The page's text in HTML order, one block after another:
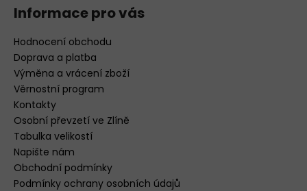
Informace pro vás
Hodnocení obchodu
Doprava a platba
Výměna a vrácení zboží
Věrnostní program
Kontakty
Osobní převzetí ve Zlíně
Tabulka velikostí
Napište nám
Obchodní podmínky
Podmínky ochrany osobních údajů